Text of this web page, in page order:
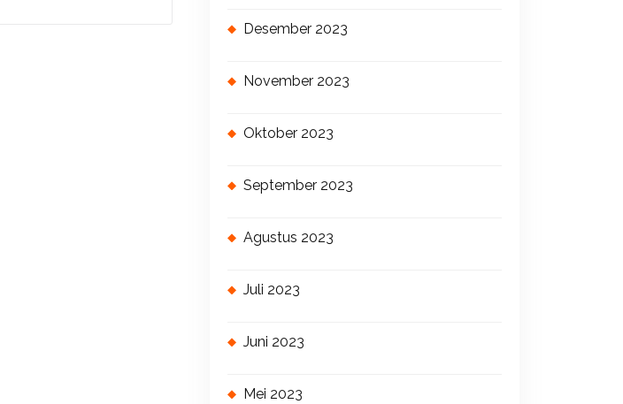
Desember 2023
November 2023
Oktober 2023
September 2023
Agustus 2023
Juli 2023
Juni 2023
Mei 2023